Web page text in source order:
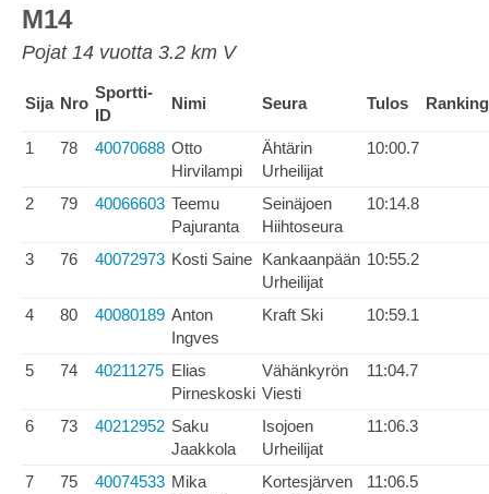
M14
Pojat 14 vuotta 3.2 km V
Sija Nro
Sportti-
ID
Nimi Seura Tulos Ranking
1 78 40070688 Otto
Hirvilampi
Ähtärin
Urheilijat
10:00.7
2 79 40066603 Teemu
Pajuranta
Seinäjoen
Hiihtoseura
10:14.8
3 76 40072973 Kosti Saine Kankaanpään
Urheilijat
10:55.2
4 80 40080189 Anton
Ingves
Kraft Ski 10:59.1
5 74 40211275 Elias
Pirneskoski
Vähänkyrön
Viesti
11:04.7
6 73 40212952 Saku
Jaakkola
Isojoen
Urheilijat
11:06.3
7 75 40074533 Mika
Kortesjärven
11:06.5